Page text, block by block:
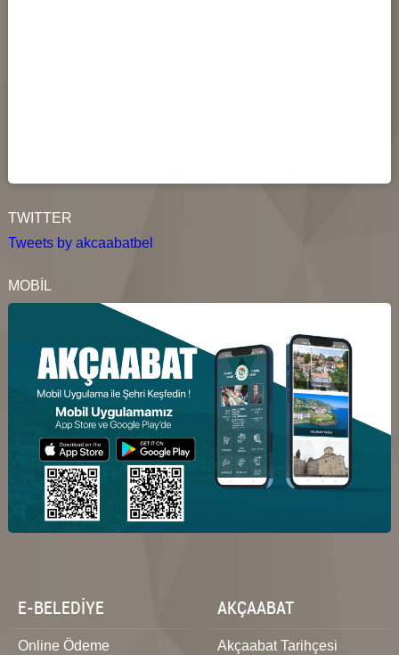
TWITTER
Tweets by akcaabatbel
MOBİL
E-BELEDİYE
Online Ödeme
AKÇAABAT
Akçaabat Tarihçesi